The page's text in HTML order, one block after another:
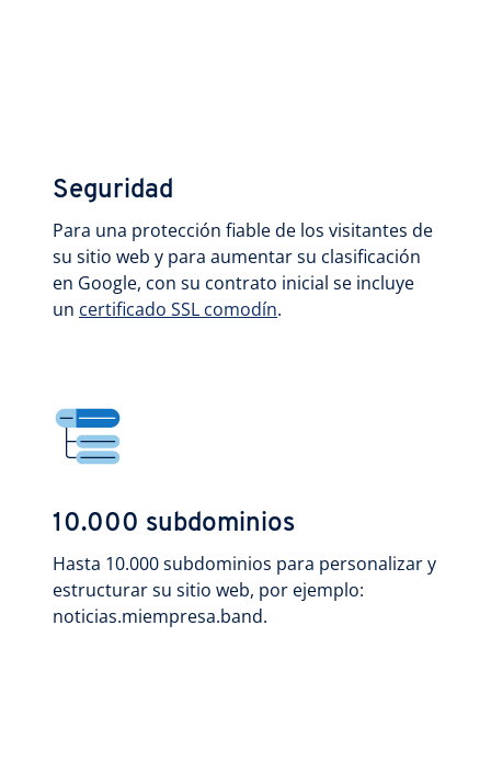
Seguridad
Para una protección fiable de los visitantes de
su sitio web y para aumentar su clasificación
en Google, con su contrato inicial se incluye
un certificado SSL comodín.
10.000 subdominios
Hasta 10.000 subdominios para personalizar y
estructurar su sitio web, por ejemplo:
noticias.miempresa.band.